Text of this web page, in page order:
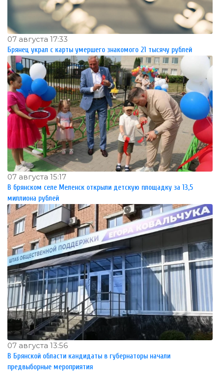
07 августа 17:33
Брянец украл с карты умершего знакомого 21 тысячу рублей
07 августа 15:17
В брянском селе Меленск открыли детскую площадку за 13,5
миллиона рублей
07 августа 13:56
В Брянской области кандидаты в губернаторы начали
предвыборные мероприятия